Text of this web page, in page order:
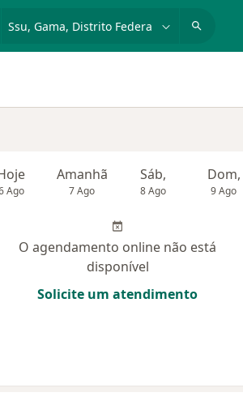
Ago
Amanhã
7 Ago
Sáb,
8 Ago
Dom,
9 Ago
O agendamento online não está
disponível
Solicite um atendimento